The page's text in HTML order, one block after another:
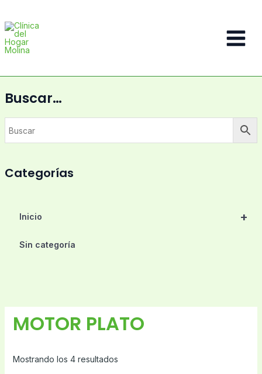
contenido
Main
Buscar…
Categorías
+
Inicio
Sin categoría
MOTOR PLATO
Mostrando los 4 resultados